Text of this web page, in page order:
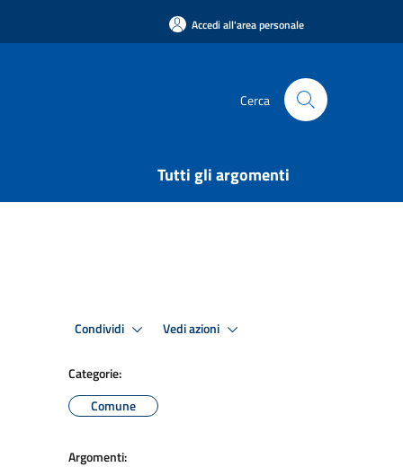
Accedi all'area personale
Cerca
Tutti gli argomenti
Condividi Vedi azioni
Categorie:
Comune
Argomenti: